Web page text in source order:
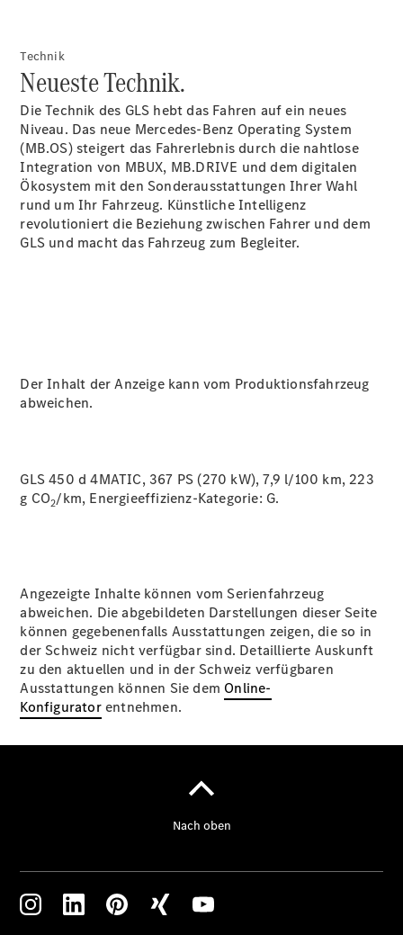
Technik
Neueste Technik.
Die Technik des GLS hebt das Fahren auf ein neues
Niveau. Das neue Mercedes-Benz Operating System
(MB.OS) steigert das Fahrerlebnis durch die nahtlose
Integration von MBUX, MB.DRIVE und dem digitalen
Ökosystem mit den Sonderausstattungen Ihrer Wahl
rund um Ihr Fahrzeug. Künstliche Intelligenz
revolutioniert die Beziehung zwischen Fahrer und dem
GLS und macht das Fahrzeug zum Begleiter.
Der Inhalt der Anzeige kann vom Produktionsfahrzeug
abweichen.
GLS 450 d 4MATIC, 367 PS (270 kW), 7,9 l/100 km, 223
g CO2/km, Energieeffizienz-Kategorie: G.
Angezeigte Inhalte können vom Serienfahrzeug
abweichen. Die abgebildeten Darstellungen dieser Seite
können gegebenenfalls Ausstattungen zeigen, die so in
der Schweiz nicht verfügbar sind. Detaillierte Auskunft
zu den aktuellen und in der Schweiz verfügbaren
Ausstattungen können Sie dem Online-
Konfiguratorentnehmen.